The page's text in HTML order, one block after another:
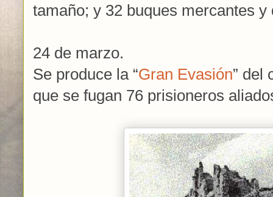
tamaño; y 32 buques mercantes
24 de marzo.
Se produce la “Gran Evasión” del
que se fugan 76 prisioneros